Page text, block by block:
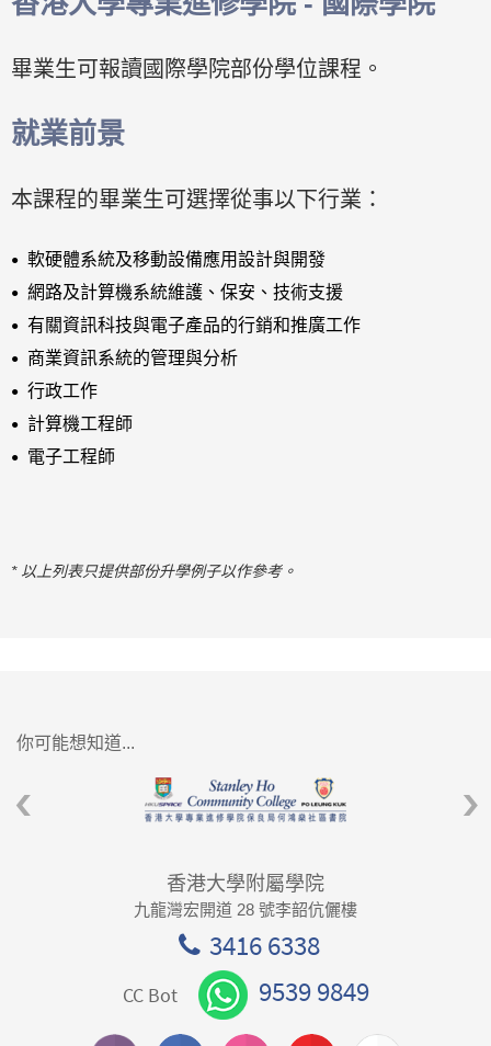
畢業生可報讀國際學院部份學位課程。
就業前景
本課程的畢業生可選擇從事以下行業：
軟硬體系統及移動設備應用設計與開發
網路及計算機系統維護、保安、技術支援
有關資訊科技與電子產品的行銷和推廣工作
商業資訊系統的管理與分析
行政工作
計算機工程師
電子工程師
* 以上列表只提供部份升學例子以作參考。
你可能想知道...
香港大學附屬學院
九龍灣宏開道 28 號李韶伉儷樓
3416 6338
CC Bot 9539 9849